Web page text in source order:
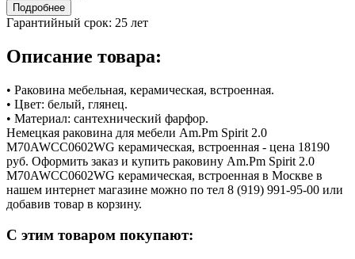
Подробнее
Гарантийный срок: 25 лет
Описание товара:
• Раковина мебельная, керамическая, встроенная.
• Цвет: белый, глянец.
• Материал: сантехнический фарфор.
Немецкая раковина для мебели Am.Pm Spirit 2.0
M70AWCC0602WG керамическая, встроенная - цена 18190
руб. Оформить заказ и купить раковину Am.Pm Spirit 2.0
M70AWCC0602WG керамическая, встроенная в Москве в
нашем интернет магазине можно по тел 8 (919) 991-95-00 или
добавив товар в корзину.
С этим товаром покупают: